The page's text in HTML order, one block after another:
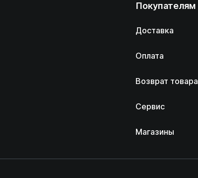
Покупателям
Доставка
Оплата
Возврат товара
Сервис
Магазины